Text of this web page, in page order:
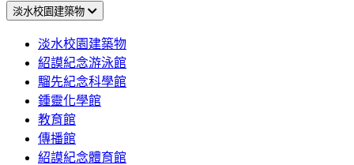
淡水校園建築物
淡水校園建築物
紹謨紀念游泳館
騮先紀念科學館
鍾靈化學館
教育館
傳播館
紹謨紀念體育館